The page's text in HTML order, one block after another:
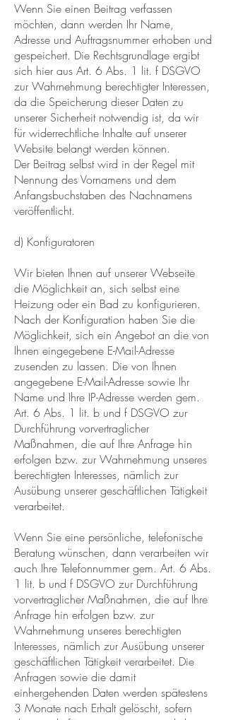
Wenn Sie einen Beitrag verfassen
möchten, dann werden Ihr Name,
Adresse und Auftragsnummer erhoben und
gespeichert. Die Rechtsgrundlage ergibt
sich hier aus Art. 6 Abs. 1 lit. f DSGVO
zur Wahrnehmung berechtigter Interessen,
da die Speicherung dieser Daten zu
unserer Sicherheit notwendig ist, da wir
für widerrechtliche Inhalte auf unserer
Website belangt werden können.
Der Beitrag selbst wird in der Regel mit
Nennung des Vornamens und dem
Anfangsbuchstaben des Nachnamens
veröffentlicht.
d) Konfiguratoren
Wir bieten Ihnen auf unserer Webseite
die Möglichkeit an, sich selbst eine
Heizung oder ein Bad zu konfigurieren.
Nach der Konfiguration haben Sie die
Möglichkeit, sich ein Angebot an die von
Ihnen eingegebene E-Mail-Adresse
zusenden zu lassen. Die von Ihnen
angegebene E-Mail-Adresse sowie Ihr
Name und Ihre IP-Adresse werden gem.
Art. 6 Abs. 1 lit. b und f DSGVO zur
Durchführung vorvertraglicher
Maßnahmen, die auf Ihre Anfrage hin
erfolgen bzw. zur Wahrnehmung unseres
berechtigten Interesses, nämlich zur
Ausübung unserer geschäftlichen Tätigkeit
verarbeitet.
Wenn Sie eine persönliche, telefonische
Beratung wünschen, dann verarbeiten wir
auch Ihre Telefonnummer gem. Art. 6 Abs.
1 lit. b und f DSGVO zur Durchführung
vorvertraglicher Maßnahmen, die auf Ihre
Anfrage hin erfolgen bzw. zur
Wahrnehmung unseres berechtigten
Interesses, nämlich zur Ausübung unserer
geschäftlichen Tätigkeit verarbeitet. Die
Anfragen sowie die damit
einhergehenden Daten werden spätestens
3 Monate nach Erhalt gelöscht, sofern